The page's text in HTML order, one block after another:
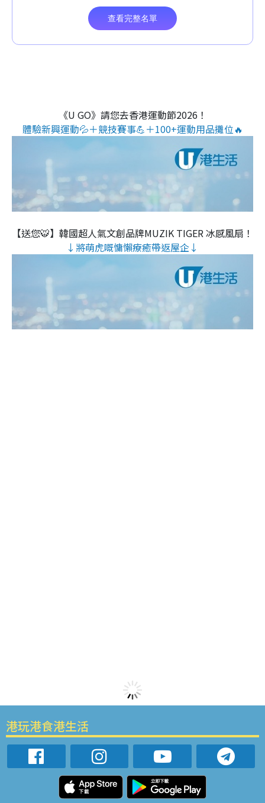
《U GO》請您去香港運動節2026！
體驗新興運動💦＋競技賽事💪＋100+運動用品攤位🔥
【送您🐯】韓國超人氣文創品牌MUZIK TIGER 冰感風扇！
↓將萌虎嘅慵懶療癒帶返屋企↓
港玩港食港生活